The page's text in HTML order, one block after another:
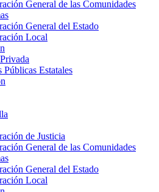
General de las Comunidades
General del Estado
Local
Públicas Estatales
de Justicia
General de las Comunidades
General del Estado
Local